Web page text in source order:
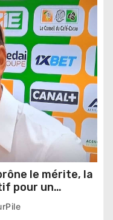
le mérite, la
pour un